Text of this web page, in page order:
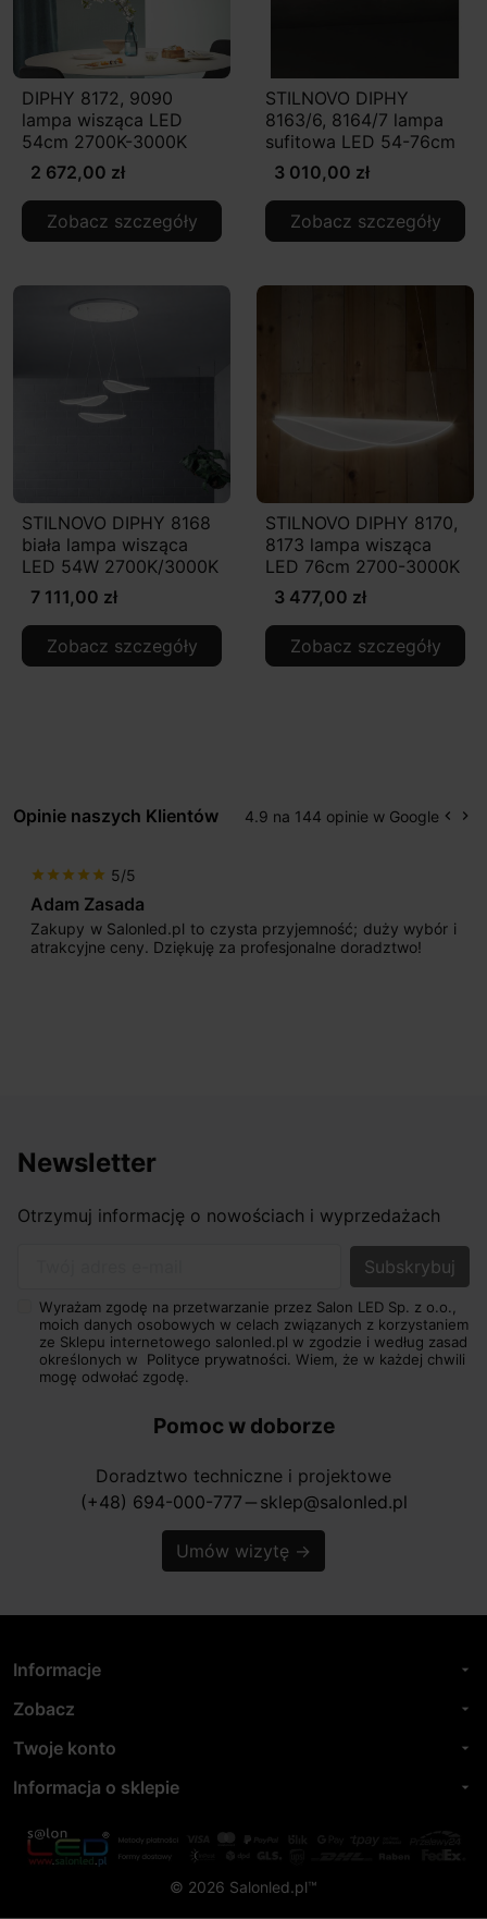
DIPHY 8172, 9090
lampa wisząca LED
54cm 2700K-3000K
2 672,00 zł
Zobacz szczegóły
STILNOVO DIPHY
8163/6, 8164/7 lampa
sufitowa LED 54-76cm
3 010,00 zł
Zobacz szczegóły
STILNOVO DIPHY 8168
biała lampa wisząca
LED 54W 2700K/3000K
7 111,00 zł
Zobacz szczegóły
STILNOVO DIPHY 8170,
8173 lampa wisząca
LED 76cm 2700-3000K
3 477,00 zł
Zobacz szczegóły
Opinie naszych Klientów 4.9 na 144 opinie w Google keyboard_arrow_left keyboard_arrow_right
star star star star star 5/5
Adam Zasada
Zakupy w Salonled.pl to czysta przyjemność; duży wybór i
atrakcyjne ceny. Dziękuję za profesjonalne doradztwo!
Newsletter
Otrzymuj informację o nowościach i wyprzedażach
Wyrażam zgodę na przetwarzanie przez Salon LED Sp. z o.o.,
moich danych osobowych w celach związanych z korzystaniem
ze Sklepu internetowego salonled.pl w zgodzie i według zasad
określonych w Polityce prywatności. Wiem, że w każdej chwili
mogę odwołać zgodę.
Pomoc w doborze
Doradztwo techniczne i projektowe
(+48) 694-000-777 horizontal_rule sklep@salonled.pl
Umów wizytę →
Informacje arrow_drop_down
Zobacz arrow_drop_down
Twoje konto arrow_drop_down
Informacja o sklepie arrow_drop_down
© 2026 Salonled.pl™